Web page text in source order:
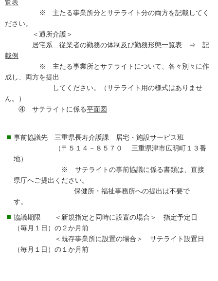
覧表
※ 主たる事業所分とサテライト分の両方を記載してく
ださい。
＜通所介護＞
居宅系 従業者の勤務の体制及び勤務形態一覧表 ⇒ 記
載例
※ 主たる事業所とサテライトについて、各々別々に作
成し、両方を提出
してください。（サテライト用の様式はありませ
ん。）
④ サテライトに係る平面図
事前協議先 三重県長寿介護課 居宅・施設サービス班
（〒５１４－８５７０ 三重県津市広明町１３番
地）
※ サテライトの事前協議に係る書類は、直接
県庁へご提出ください。
保健所・福祉事務所への提出は不要で
す。
協議期限 ＜新規指定と同時に設置の場合＞ 指定予定日
（毎月１日）の２か月前
＜既存事業所に設置の場合＞ サテライト設置日
（毎月１日）の１か月前